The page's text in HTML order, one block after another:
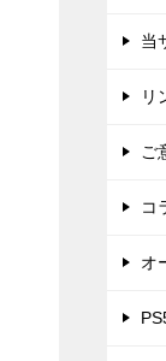
当
リ
ご
コ
オ